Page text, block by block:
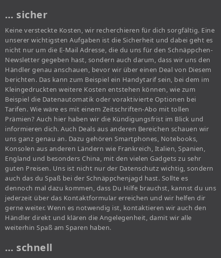
… sicher
Keine versteckte Kosten, wir recherchieren für dich sorgfältig. Eine
unserer wichtigsten Aufgaben ist die Sicherheit und dabei geht es
nicht nur um die E-Mail Adresse, die du uns für den Schnäppchen-
Newsletter gegeben hast, sondern auch darum, dass wir uns den
Händler genau anschauen, bevor wir über einen Deal von Diesem
berichten. Das kann zum Beispiel ein Handytarif sein, bei dem im
Kleingedruckten weitere Kosten entstehen können, wie zum
Beispiel die Datenautomatik oder voraktivierte Optionen bei
Tarifen. Wie wäre es mit einem Zeitschriften-Abo mit tollen
Prämien? Auch hier haben wir die Kündigungsfrist im Blick und
informieren dich. Auch Deals aus anderen Bereichen schauen wir
uns ganz genau an. Dazu gehören Smartphones, Notebooks,
Konsolen aus anderen Ländern wie Frankreich, Italien, Spanien,
England und besonders China, mit den vielen Gadgets zu sehr
guten Preisen. Uns ist nicht nur der Datenschutz wichtig, sondern
auch das du Spaß bei der Schnäppchenjagd hast. Sollte es
dennoch mal dazu kommen, dass Du Hilfe brauchst, kannst du uns
jederzeit über das Kontaktformular erreichen und wir helfen dir
gerne weiter. Wenn es notwendig ist, kontaktieren wir auch den
Händler direkt und klären die Angelegenheit, damit wir alle
weiterhin Spaß am Sparen haben.
… schnell